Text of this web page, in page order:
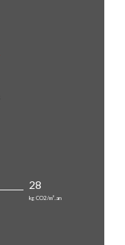
28
kg CO2/m².an